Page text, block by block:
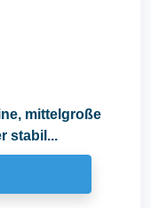
mittelgroße
stabil...